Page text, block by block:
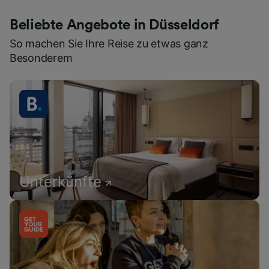
Beliebte Angebote in Düsseldorf
So machen Sie Ihre Reise zu etwas ganz
Besonderem
Unterkünfte